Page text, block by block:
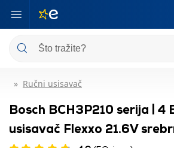
Ručni usisavač
Bosch BCH3P210 serija | 4
usisavač Flexxo 21.6V